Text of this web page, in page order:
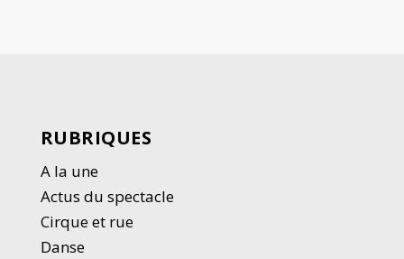
RUBRIQUES
A la une
Actus du spectacle
Cirque et rue
Danse